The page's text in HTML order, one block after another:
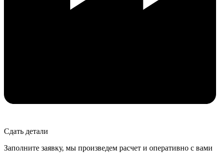
Сдать детали
Заполните заявку, мы произведем расчет и оперативно с вами